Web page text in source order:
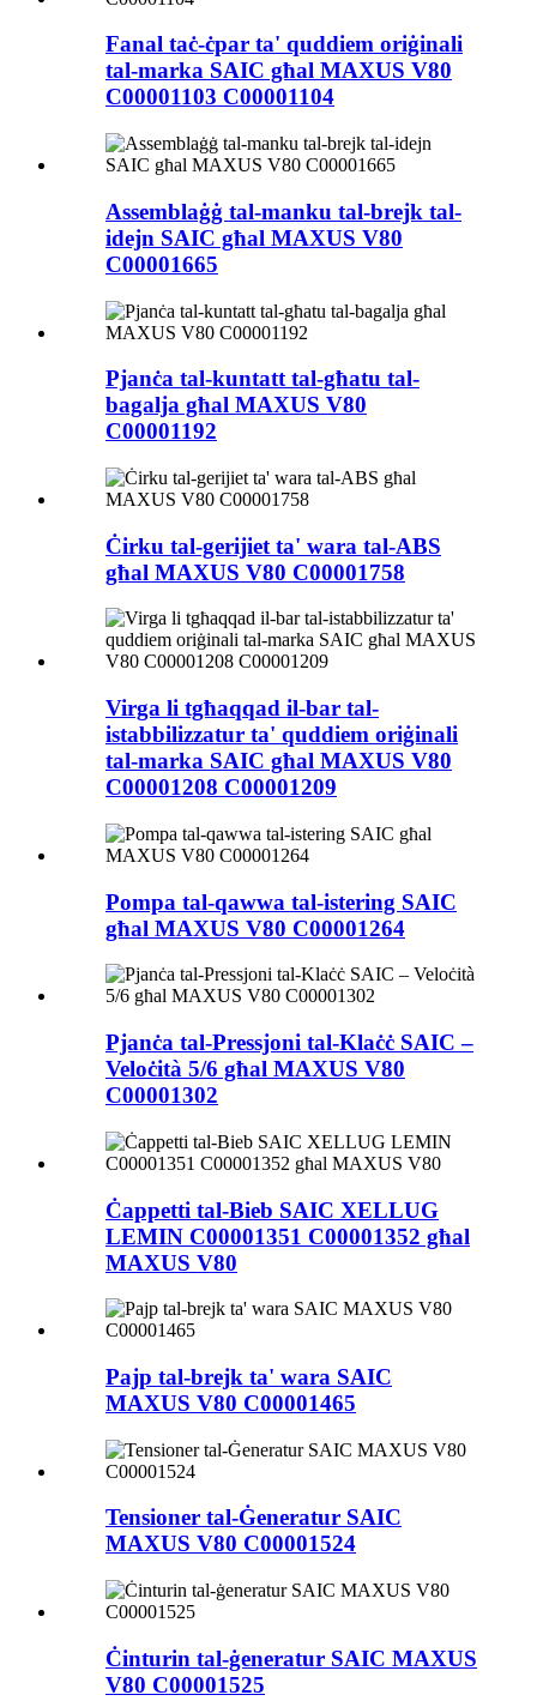
Fanal taċ-ċpar ta' quddiem oriġinali
tal-marka SAIC għal MAXUS V80
C00001103 C00001104
Assemblaġġ tal-manku tal-brejk tal-
idejn SAIC għal MAXUS V80
C00001665
Pjanċa tal-kuntatt tal-għatu tal-
bagalja għal MAXUS V80
C00001192
Ċirku tal-gerijiet ta' wara tal-ABS
għal MAXUS V80 C00001758
Virga li tgħaqqad il-bar tal-
istabbilizzatur ta' quddiem oriġinali
tal-marka SAIC għal MAXUS V80
C00001208 C00001209
Pompa tal-qawwa tal-istering SAIC
għal MAXUS V80 C00001264
Pjanċa tal-Pressjoni tal-Klaċċ SAIC –
Veloċità 5/6 għal MAXUS V80
C00001302
Ċappetti tal-Bieb SAIC XELLUG
LEMIN C00001351 C00001352 għal
MAXUS V80
Pajp tal-brejk ta' wara SAIC
MAXUS V80 C00001465
Tensioner tal-Ġeneratur SAIC
MAXUS V80 C00001524
Ċinturin tal-ġeneratur SAIC MAXUS
V80 C00001525